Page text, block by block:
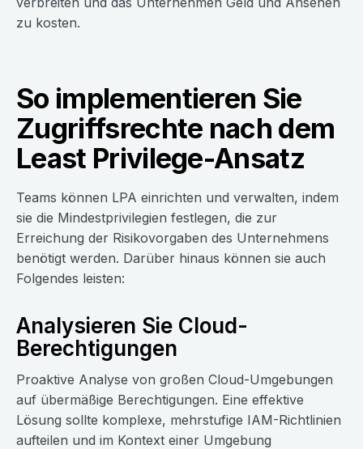
zu kosten.
So implementieren Sie
Zugriffsrechte nach dem
Least Privilege-Ansatz
Teams können LPA einrichten und verwalten, indem
sie die Mindestprivilegien festlegen, die zur
Erreichung der Risikovorgaben des Unternehmens
benötigt werden. Darüber hinaus können sie auch
Folgendes leisten:
Analysieren Sie Cloud-
Berechtigungen
Proaktive Analyse von großen Cloud-Umgebungen
auf übermäßige Berechtigungen. Eine effektive
Lösung sollte komplexe, mehrstufige IAM-Richtlinien
aufteilen und im Kontext einer Umgebung